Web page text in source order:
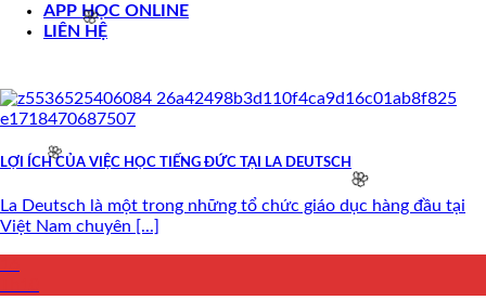
🌸
🌸
🌸
APP HỌC ONLINE
LIÊN HỆ
LỢI ÍCH CỦA VIỆC HỌC TIẾNG ĐỨC TẠI LA DEUTSCH
La Deutsch là một trong những tổ chức giáo dục hàng đầu tại
Việt Nam chuyên [...]